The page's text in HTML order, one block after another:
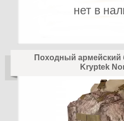
нет в
Походный армейский
Kryptek